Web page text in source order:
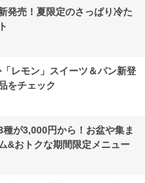
発売！夏限定のさっぱり冷た
レモン」スイーツ＆パン新登
をチェック
が3,000円から！お盆や集ま
&おトクな期間限定メニュー